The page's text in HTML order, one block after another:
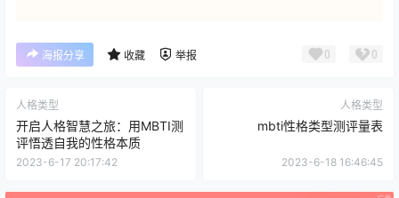
海报分享 收藏 举报 0 0
人格类型
开启人格智慧之旅：用MBTI测
评悟透自我的性格本质
2023-6-17 20:17:42
人格类型
mbti性格类型测评量表
2023-6-18 16:46:45